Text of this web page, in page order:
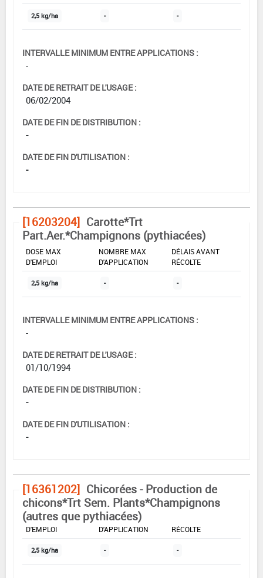
2,5 kg/ha - -
INTERVALLE MINIMUM ENTRE APPLICATIONS :
-
DATE DE RETRAIT DE L'USAGE :
06/02/2004
DATE DE FIN DE DISTRIBUTION :
-
DATE DE FIN D'UTILISATION :
-
[16203204] Carotte*Trt
Part.Aer.*Champignons (pythiacées)
DOSE MAX
D'EMPLOI
NOMBRE MAX
D'APPLICATION
DÉLAIS AVANT
RÉCOLTE
2,5 kg/ha - -
INTERVALLE MINIMUM ENTRE APPLICATIONS :
-
DATE DE RETRAIT DE L'USAGE :
01/10/1994
DATE DE FIN DE DISTRIBUTION :
-
DATE DE FIN D'UTILISATION :
-
[16361202] Chicorées - Production de
chicons*Trt Sem. Plants*Champignons
(autres que pythiacées)
DOSE MAX
D'EMPLOI
NOMBRE MAX
D'APPLICATION
RÉCOLTE
2,5 kg/ha - -